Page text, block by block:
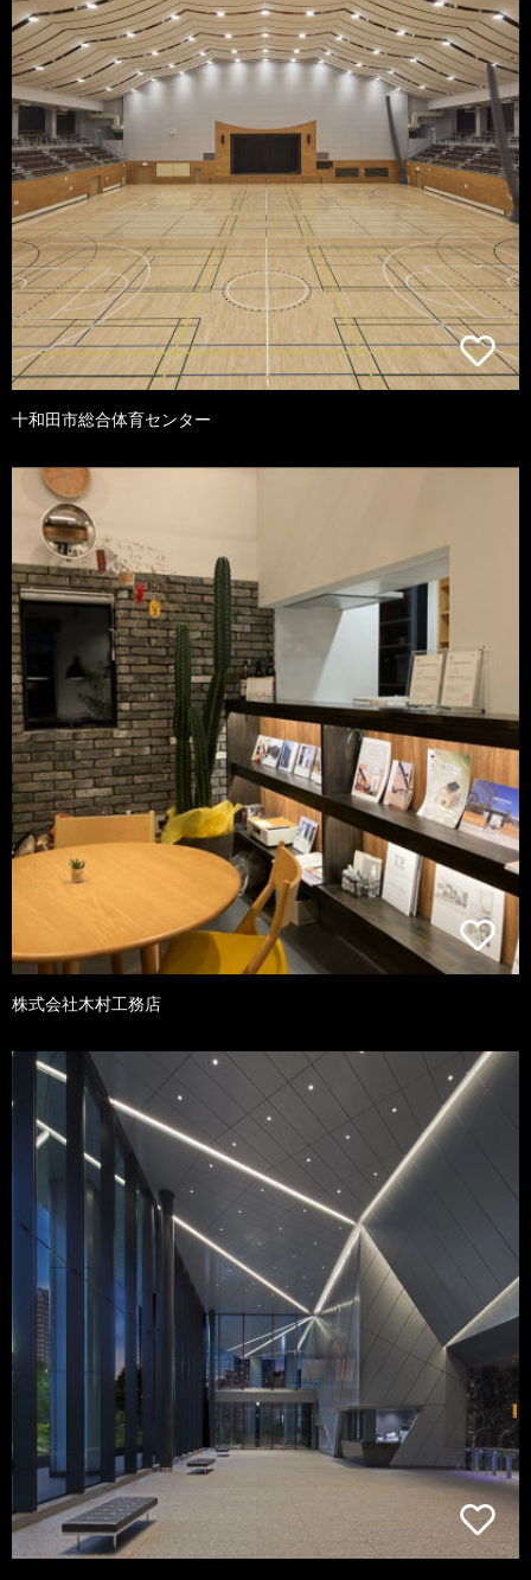
十和田市総合体育センター
株式会社木村工務店